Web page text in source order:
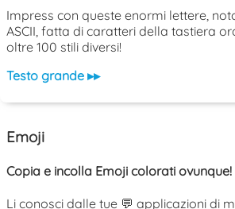
Impress con queste enormi lettere,
ASCII, fatta di caratteri della tastiera
oltre 100 stili diversi!
Testo grande ▸▸
Emoji
Copia e incolla Emoji colorati ovunque!
Li conosci dalle tue 💬 applicazioni di